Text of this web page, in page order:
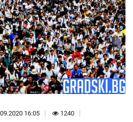
16:05 1240